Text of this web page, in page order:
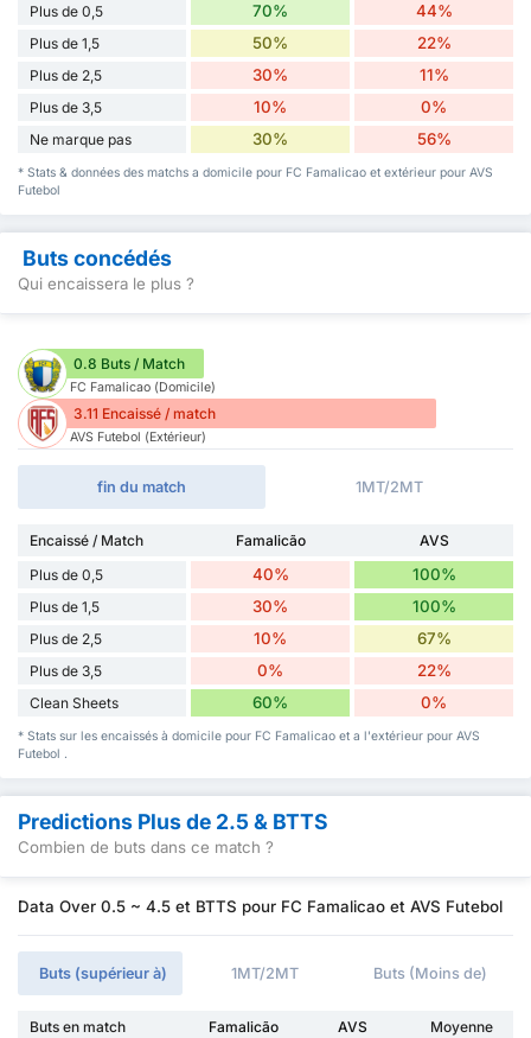
Plus de 0,5
70% 44%
Plus de 1,5 50% 22%
Plus de 2,5 30% 11%
Plus de 3,5 10% 0%
Ne marque pas 30% 56%
* Stats & données des matchs a domicile pour FC Famalicao et extérieur pour AVS
Futebol
Buts concédés
Qui encaissera le plus ?
0.8 Buts / Match
FC Famalicao (Domicile)
3.11 Encaissé / match
AVS Futebol (Extérieur)
fin du match 1MT/2MT
Encaissé / Match Famalicão
AVS
Plus de 0,5
40% 100%
Plus de 1,5 30% 100%
Plus de 2,5 10% 67%
Plus de 3,5 0% 22%
Clean Sheets 60% 0%
* Stats sur les encaissés à domicile pour FC Famalicao et a l'extérieur pour AVS
Futebol .
Predictions Plus de 2.5 & BTTS
Combien de buts dans ce match ?
Data Over 0.5 ~ 4.5 et BTTS pour FC Famalicao et AVS Futebol
Buts (supérieur à) 1MT/2MT Buts (Moins de)
Buts en match Famalicão AVS
Moyenne